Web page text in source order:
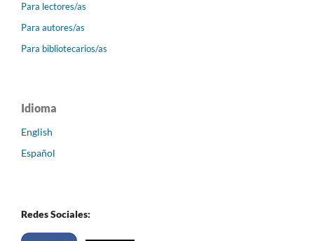
Para lectores/as
Para autores/as
Para bibliotecarios/as
Idioma
English
Español
Redes Sociales: